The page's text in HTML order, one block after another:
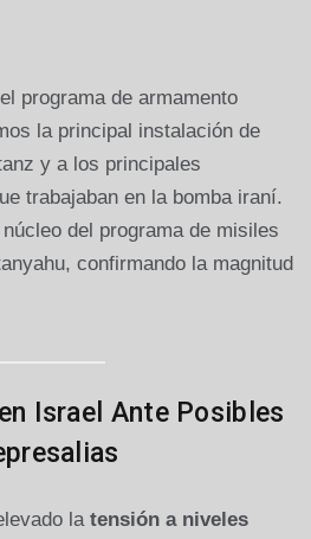
programa de armamento
la principal instalación de
y a los principales
trabajaban en la bomba iraní.
del programa de misiles
confirmando la magnitud
Israel Ante Posibles
la tensión a niveles